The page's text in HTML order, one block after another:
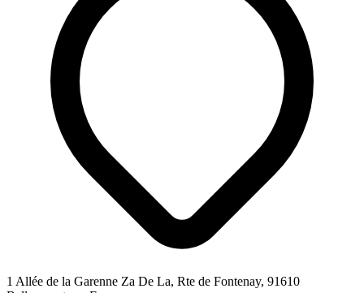
1 Allée de la Garenne Za De La, Rte de Fontenay, 91610